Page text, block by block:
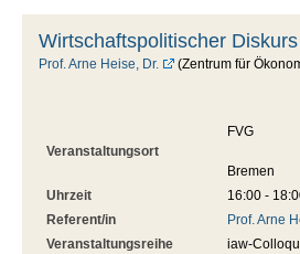
Wirtschaftspolitischer
Prof. Arne Heise, Dr. (Zentrum für
Veranstaltungsort
FVG
Bremen
Uhrzeit
16:00 -
Referent/in
Prof. Arne
Veranstaltungsreihe
iaw-